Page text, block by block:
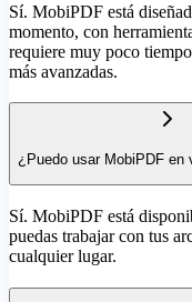
Sí. MobiPDF está
momento, con
requiere muy poco
más avanzadas.
¿Puedo usar MobiPDF en
Sí. MobiPDF está
puedas trabajar con tus
cualquier lugar.